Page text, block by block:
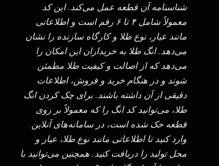
شناسنامه آن قطعه عمل می‌کند. این کد
معمولاً شامل ۴ تا ۶ رقم است و اطلاعاتی
مانند عیار، نوع طلا و کارگاه سازنده را نشان
می‌دهد. انگ طلا به خریداران این امکان را
می‌دهد که از اصالت و کیفیت طلا مطمئن
شوند و در هنگام خرید و فروش، اطلاعات
دقیقی از آن داشته باشند. برای چک کردن انگ
طلا، می‌توانید کد انگ را که معمولاً بر روی
قطعه حک شده است، در سامانه‌های آنلاین
وارد کنید تا اطلاعاتی مانند نوع طلا، عیار و
محل تولید را دریافت کنید. همچنین می‌توانید با